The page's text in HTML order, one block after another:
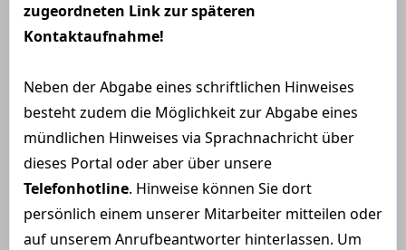
zugeordneten Link zur späteren
Kontaktaufnahme!
Neben der Abgabe eines schriftlichen Hinweises
besteht zudem die Möglichkeit zur Abgabe eines
mündlichen Hinweises via Sprachnachricht über
dieses Portal oder aber über unsere
Telefonhotline. Hinweise können Sie dort
persönlich einem unserer Mitarbeiter mitteilen oder
auf unserem Anrufbeantworter hinterlassen. Um